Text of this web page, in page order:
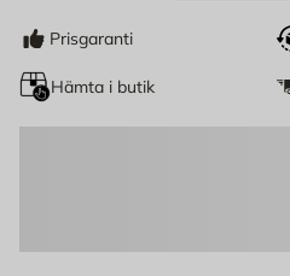
Prisgaranti
Hämta i butik